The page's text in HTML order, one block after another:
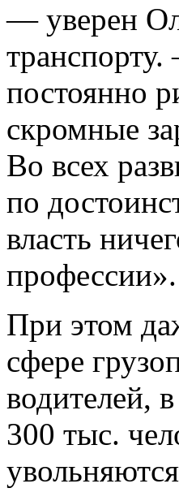
— уверен
постоянно
скромные
Во всех
по
власть
профессии».
При этом
сфере
водителей,
300 тыс.